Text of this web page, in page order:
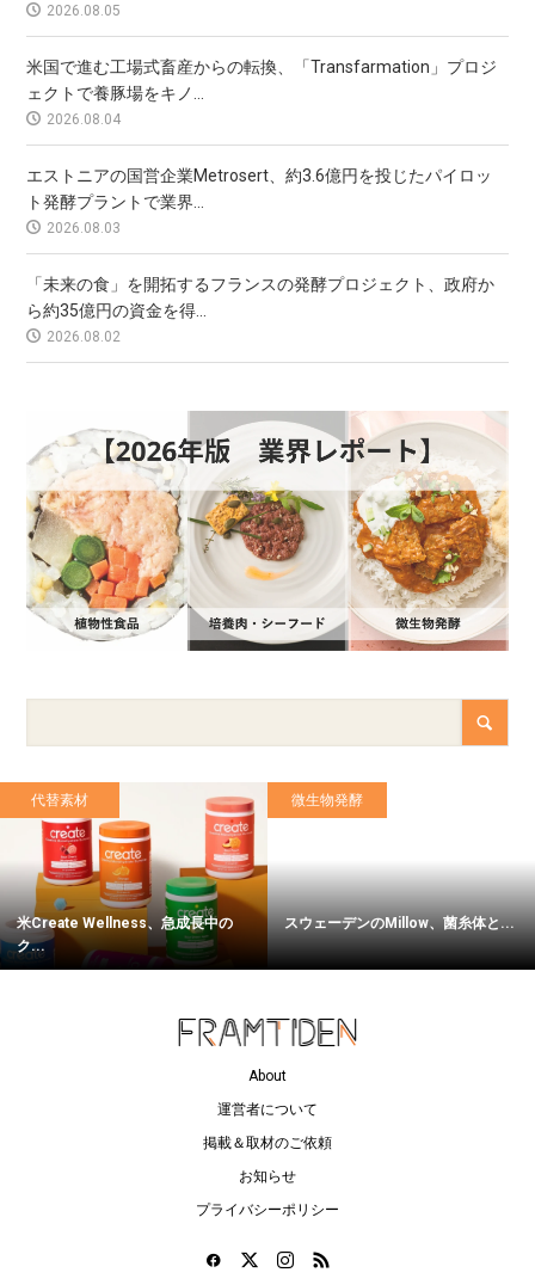
2026.08.05
米国で進む工場式畜産からの転換、「Transfarmation」プロジ
ェクトで養豚場をキノ...
2026.08.04
エストニアの国営企業Metrosert、約3.6億円を投じたパイロッ
ト発酵プラントで業界...
2026.08.03
「未来の食」を開拓するフランスの発酵プロジェクト、政府か
ら約35億円の資金を得...
2026.08.02
代替素材
米Create Wellness、急成長中の
ク...
微生物発酵
スウェーデンのMillow、菌糸体と...
About
運営者について
掲載＆取材のご依頼
お知らせ
プライバシーポリシー